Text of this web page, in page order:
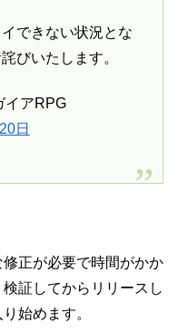
できない状況とな
びいたします。
イアRPG
日
正が必要で時間がかか
証してからリリースし
始めます。